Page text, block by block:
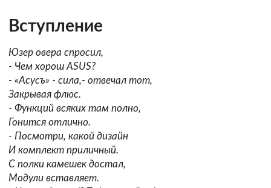
Вступление
Юзер овера спросил,
- Чем хорош ASUS?
- «Асусъ» - сила,- отвечал тот,
Закрывая флюс.
- Функций всяких там полно,
Гонится отлично.
- Посмотри, какой дизайн
И комплект приличный.
С полки камешек достал,
Модули вставляет.